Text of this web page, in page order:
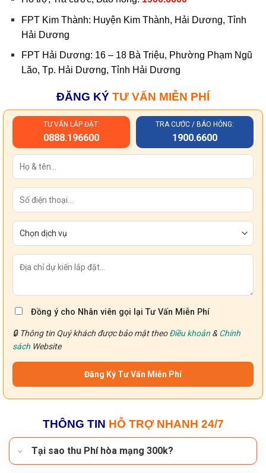
FPT Kim Thành: Huyện Kim Thành, Hải Dương, Tỉnh
Hải Dương
FPT Hải Dương: 16 – 18 Bà Triệu, Phường Phạm Ngũ
Lão, Tp. Hải Dương, Tỉnh Hải Dương
ĐĂNG KÝ TƯ VẤN MIỄN PHÍ
TƯ VẤN LẮP ĐẶT:
0888.196600
TRA CƯỚC / BÁO HỎNG:
1900.6600
Đồng ý cho Nhân viên gọi lại Tư Vấn Miễn Phí
🔒 Thông tin Quý khách được bảo mật theoĐiều khoản & Chính
sách Website
THÔNG TIN HỖ TRỢ NHANH 24/7
Tại sao thu Phí hòa mạng 300k?